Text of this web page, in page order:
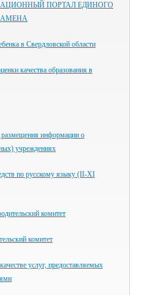
ПОРТАЛ ЕДИНОГО
в Свердловской области
качества образования в
информации о
учреждениях
по русскому языку (II-XI
комитет
комитет
услуг, предоставляемых